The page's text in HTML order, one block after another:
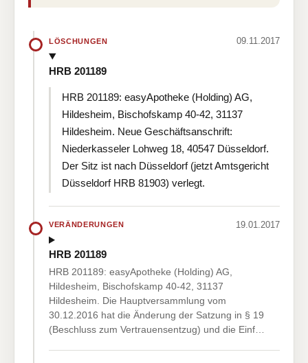
LÖSCHUNGEN 09.11.2017
HRB 201189
HRB 201189: easyApotheke (Holding) AG,
Hildesheim, Bischofskamp 40-42, 31137
Hildesheim. Neue Geschäftsanschrift:
Niederkasseler Lohweg 18, 40547 Düsseldorf.
Der Sitz ist nach Düsseldorf (jetzt Amtsgericht
Düsseldorf HRB 81903) verlegt.
VERÄNDERUNGEN 19.01.2017
HRB 201189
HRB 201189: easyApotheke (Holding) AG,
Hildesheim, Bischofskamp 40-42, 31137
Hildesheim. Die Hauptversammlung vom
30.12.2016 hat die Änderung der Satzung in § 19
(Beschluss zum Vertrauensentzug) und die Einf…